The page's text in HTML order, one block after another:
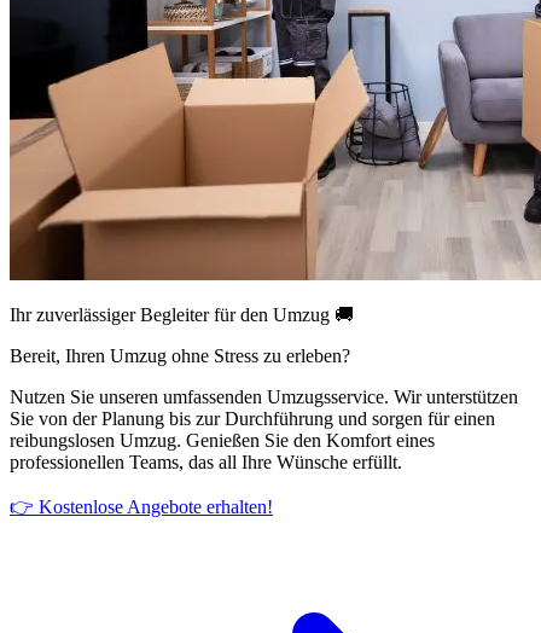
Ihr zuverlässiger Begleiter für den Umzug 🚚
Bereit, Ihren Umzug ohne Stress zu erleben?
Nutzen Sie unseren umfassenden Umzugsservice. Wir unterstützen
Sie von der Planung bis zur Durchführung und sorgen für einen
reibungslosen Umzug. Genießen Sie den Komfort eines
professionellen Teams, das all Ihre Wünsche erfüllt.
👉 Kostenlose Angebote erhalten!